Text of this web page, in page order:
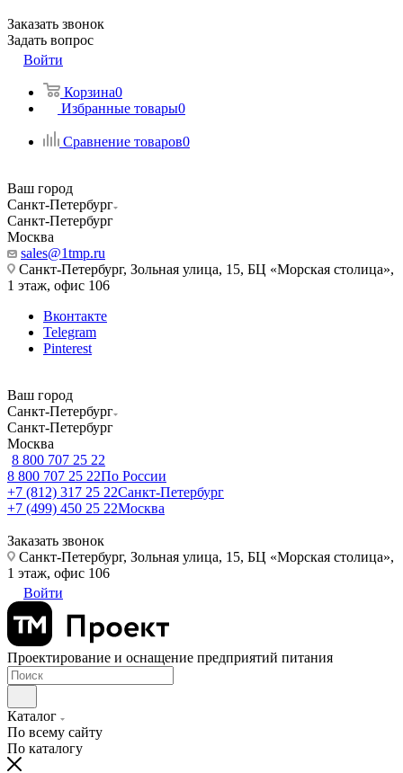
Заказать звонок
Задать вопрос
Войти
Корзина0
Избранные товары0
Сравнение товаров0
Ваш город
Санкт-Петербург
Санкт-Петербург
Москва
sales@1tmp.ru
Санкт-Петербург, Зольная улица, 15, БЦ «Морская столица»,
1 этаж, офис 106
Вконтакте
Telegram
Pinterest
Ваш город
Санкт-Петербург
Санкт-Петербург
Москва
8 800 707 25 22
8 800 707 25 22По России
+7 (812) 317 25 22Санкт-Петербург
+7 (499) 450 25 22Москва
Заказать звонок
Санкт-Петербург, Зольная улица, 15, БЦ «Морская столица»,
1 этаж, офис 106
Войти
Проектирование и оснащение предприятий питания
Каталог
По всему сайту
По каталогу